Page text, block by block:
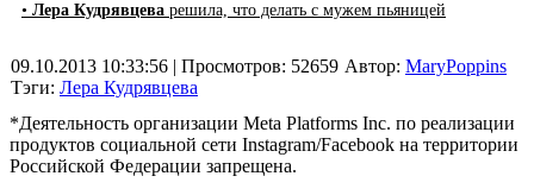
• Лера Кудрявцева решила, что делать с мужем пьяницей
09.10.2013 10:33:56 | Просмотров: 52659
Тэги: Лера Кудрявцева
Автор: MaryPoppins
*Деятельность организации Meta Platforms Inc. по реализации
продуктов социальной сети Instagram/Facebook на территории
Российской Федерации запрещена.